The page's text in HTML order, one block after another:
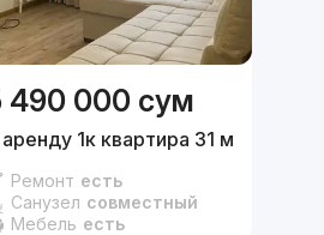
490 000 сум
1к квартира 31 м²,
Ремонт есть
Санузел совместный
Мебель есть